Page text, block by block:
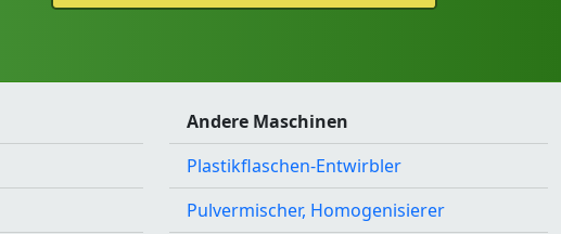
Andere Maschinen
Plastikflaschen-Entwirbler
Pulvermischer, Homogenisierer